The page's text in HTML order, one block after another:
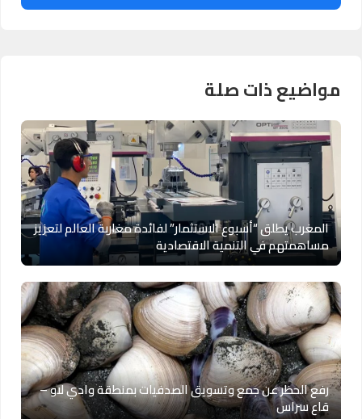
مواضيع ذات صلة
المغرب يطلق “أسبوع الاستثمار” لفائدة مغاربة العالم لتعزيز
مساهمتهم في التنمية الاقتصادية
رفع الحظر عن جمع وتسويق الصدفيات بمنطقة وادي لاو –
قاع سراس